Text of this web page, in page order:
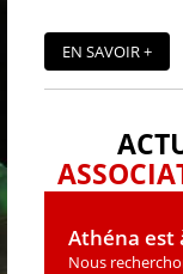
EN SAVOIR +
Athéna est
Nous